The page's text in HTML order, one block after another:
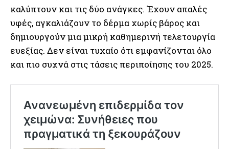
καλύπτουν και τις δύο ανάγκες. Έχουν απαλές
υφές, αγκαλιάζουν το δέρμα χωρίς βάρος και
δημιουργούν μια μικρή καθημερινή τελετουργία
ευεξίας. Δεν είναι τυχαίο ότι εμφανίζονται όλο
και πιο συχνά στις τάσεις περιποίησης του 2025.